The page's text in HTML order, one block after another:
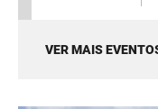
VER MAIS